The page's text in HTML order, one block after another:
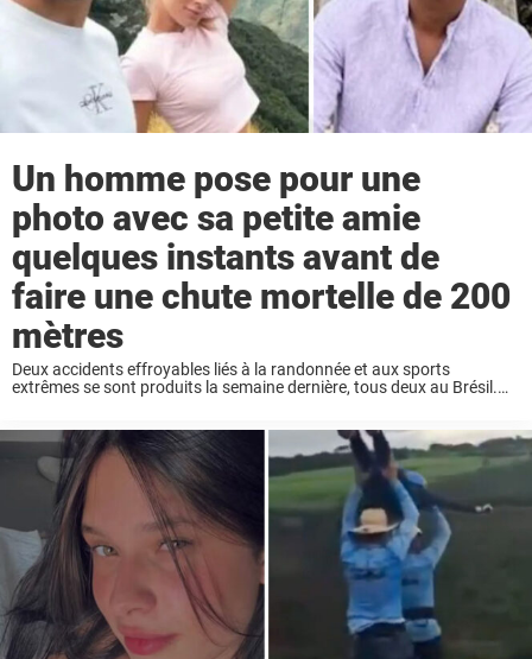
Un homme pose pour une
photo avec sa petite amie
quelques instants avant de
faire une chute mortelle de 200
mètres
Deux accidents effroyables liés à la randonnée et aux sports
extrêmes se sont produits la semaine dernière, tous deux au Brésil.